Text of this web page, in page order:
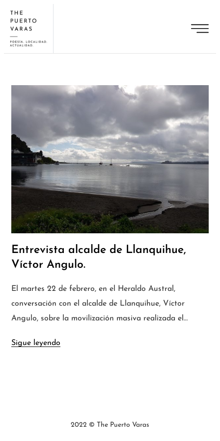
Entrevista alcalde de Llanquihue,
Víctor Angulo.
El martes 22 de febrero, en el Heraldo Austral,
conversación con el alcalde de Llanquihue, Víctor
Angulo, sobre la movilización masiva realizada el…
Sigue leyendo
2022 © The Puerto Varas